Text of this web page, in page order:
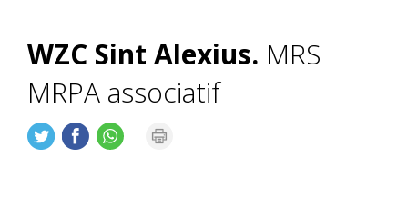
WZC Sint Alexius. MRS
MRPA associatif